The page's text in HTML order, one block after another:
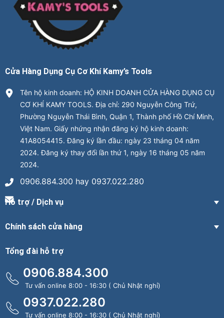
Cửa Hàng Dụng Cụ Cơ Khí Kamy’s Tools
Tên hộ kinh doanh: HỘ KINH DOANH CỬA HÀNG DỤNG CỤ
CƠ KHÍ KAMY TOOLS. Địa chỉ: 290 Nguyễn Công Trứ,
Phường Nguyễn Thái Bình, Quận 1, Thành phố Hồ Chí Minh,
Việt Nam. Giấy nhứng nhận đăng ký hộ kinh doanh:
41A8054415. Đăng ký lần đầu: ngày 23 tháng 04 năm
2024. Đăng ký thay đổi lần thứ 1, ngày 16 tháng 05 năm
2024.
0906.884.300 hay 0937.022.280
Hỗ trợ / Dịch vụ
Chính sách cửa hàng
Tổng đài hỗ trợ
0906.884.300
Tư vấn online 8:00 - 16:30 ( Chủ Nhật nghỉ)
0937.022.280
Tư vấn online 8:00 - 16:30 ( Chủ Nhật nghỉ)